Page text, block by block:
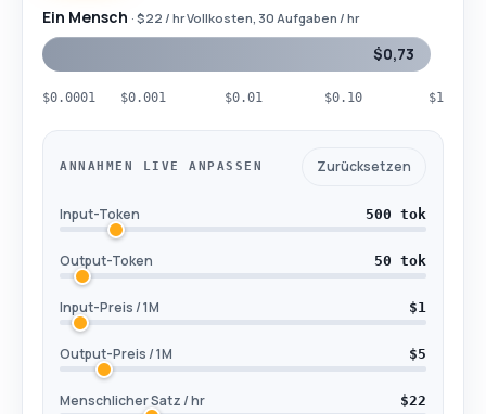
Was eine Aufgabe kostet
Ein Mensch · $22 / hr Vollkosten, 30 Aufgaben / hr
$0,73
$0.0001 $0.001 $0.01 $0.10 $1
ANNAHMEN LIVE ANPASSEN Zurücksetzen
Input-Token 500 tok
Output-Token 50 tok
Input-Preis / 1M $1
Output-Preis / 1M $5
Menschlicher Satz / hr $22